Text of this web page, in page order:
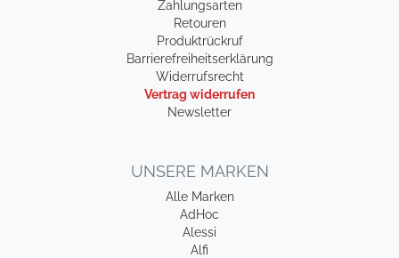
Zahlungsarten
Retouren
Produktrückruf
Barrierefreiheitserklärung
Widerrufsrecht
Vertrag widerrufen
Newsletter
UNSERE MARKEN
Alle Marken
AdHoc
Alessi
Alfi